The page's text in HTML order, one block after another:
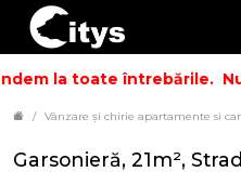
la toate întrebările. Nu
Vânzare și chirie apartamente si
Garsonieră, 21m²,